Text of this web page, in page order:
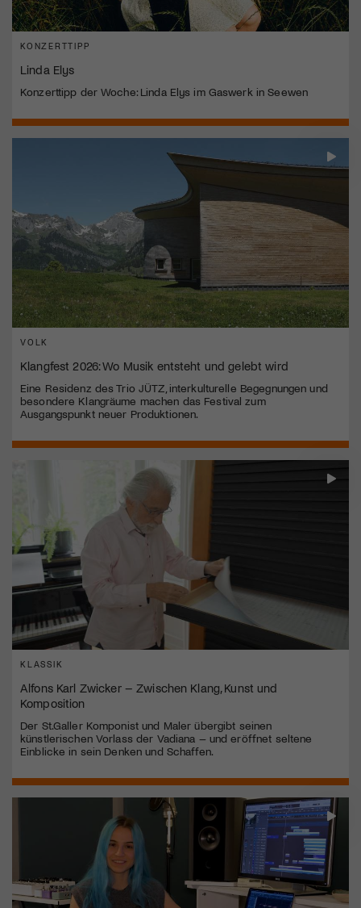
KONZERTTIPP
Linda Elys
Konzerttipp der Woche: Linda Elys im Gaswerk in Seewen
VOLK
Klangfest 2026: Wo Musik entsteht und gelebt wird
Eine Residenz des Trio JÜTZ, interkulturelle Begegnungen und
besondere Klangräume machen das Festival zum
Ausgangspunkt neuer Produktionen.
KLASSIK
Alfons Karl Zwicker – Zwischen Klang, Kunst und
Komposition
Der St.Galler Komponist und Maler übergibt seinen
künstlerischen Vorlass der Vadiana – und eröffnet seltene
Einblicke in sein Denken und Schaffen.